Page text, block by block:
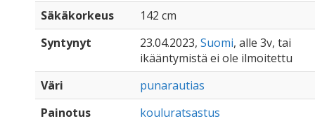
Säkäkorkeus
142 cm
Syntynyt
23.04.2023, Suomi, alle 3v, tai
ikääntymistä ei ole ilmoitettu
Väri
punarautias
Painotus
kouluratsastus